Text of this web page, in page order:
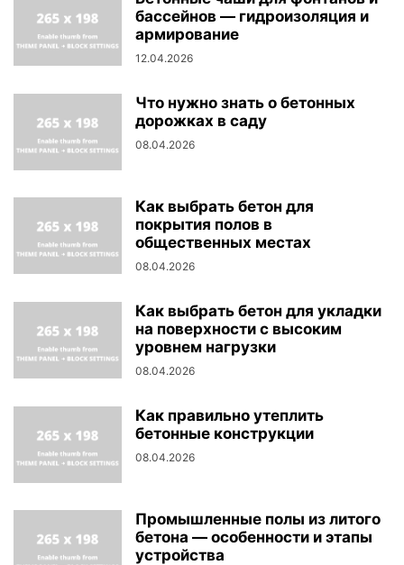
бассейнов — гидроизоляция и
армирование
12.04.2026
Что нужно знать о бетонных
дорожках в саду
08.04.2026
Как выбрать бетон для
покрытия полов в
общественных местах
08.04.2026
Как выбрать бетон для укладки
на поверхности с высоким
уровнем нагрузки
08.04.2026
Как правильно утеплить
бетонные конструкции
08.04.2026
Промышленные полы из литого
бетона — особенности и этапы
устройства